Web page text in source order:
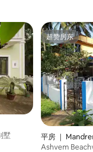
墅
超赞房东
超赞房东
平房 ｜
Ashvem